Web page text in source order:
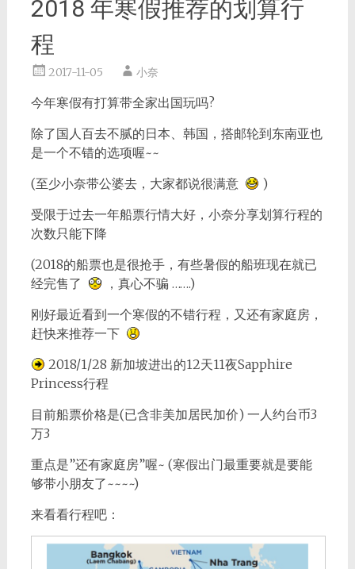
2018 年寒假推荐的划算行
程
2017-11-05 小奈
今年寒假有打算带全家出国玩吗?
除了国人百去不腻的日本、韩国，搭邮轮到东南亚也
是一个不错的选项喔~~
(至少小奈带公婆去，大家都说很满意
)
受限于过去一年船票行情大好，小奈分享划算行程的
次数只能下降
(2018的船票也是很抢手，有些暑假的船班现在就已
经完售了
，真心不骗 …….)
刚好最近看到一个寒假的不错行程，又还有家庭房，
赶快来推荐一下
2018/1/28 新加坡进出的12天11夜Sapphire
Princess行程
目前船票价格是(已含非美加居民加价) 一人约台币3
万3
重点是”还有家庭房”喔~ (寒假出门最重要就是要能
够带小朋友了~~~~)
来看看行程吧：